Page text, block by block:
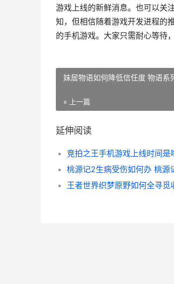
游戏上线的新鲜消息。也可以关
知，但相信随着游戏开发进程的
的手机游戏。大家只需耐心等待
妹居物语如何降低信任度 物语系
« 上一篇
延伸阅读
桃源记2生病受伤如何办 桃源